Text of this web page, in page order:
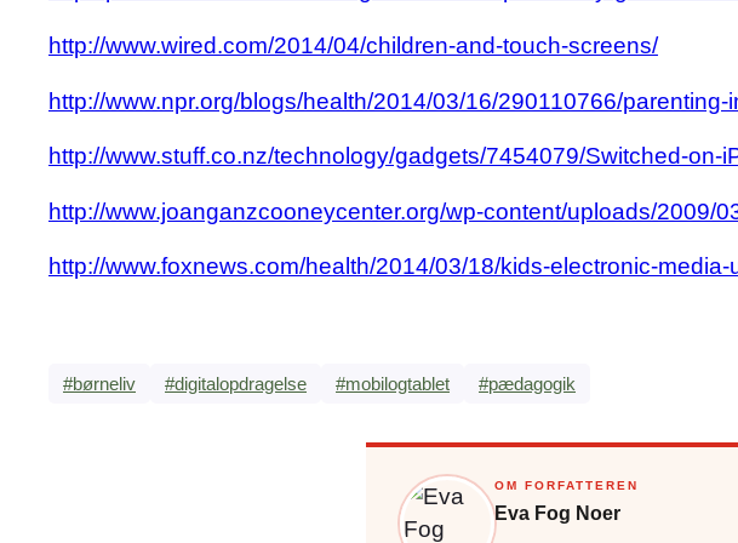
http://www.wired.com/2014/04/children-and-touch-screens/
http://www.npr.org/blogs/health/2014/03/16/290110766/
http://www.stuff.co.nz/technology/gadgets/7454079/Switched-on-
http://www.joanganzcooneycenter.org/wp-content/uploads/2009/
http://www.foxnews.com/health/2014/03/18/kids-electronic-
#børneliv #digitalopdragelse #mobilogtablet #pædagogik
OM FORFATTEREN
Eva Fog Noer